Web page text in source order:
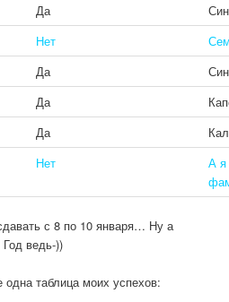
Да
Нет
Да
Да
Да
Нет
А я
с 8 по 10 января… Ну а
ведь-))
таблица моих успехов: